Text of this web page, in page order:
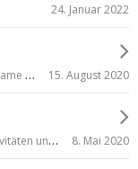
24. Januar 2022
Alleinerziehende Raum Kaiserslautern für gemeinsame Unternehmungen/Austausch gesucht :) 15. August 2020
Alleinerziehende aus dem Saarland für Freizeitaktivitäten und evtl Freundschsften gesucht. 8. Mai 2020